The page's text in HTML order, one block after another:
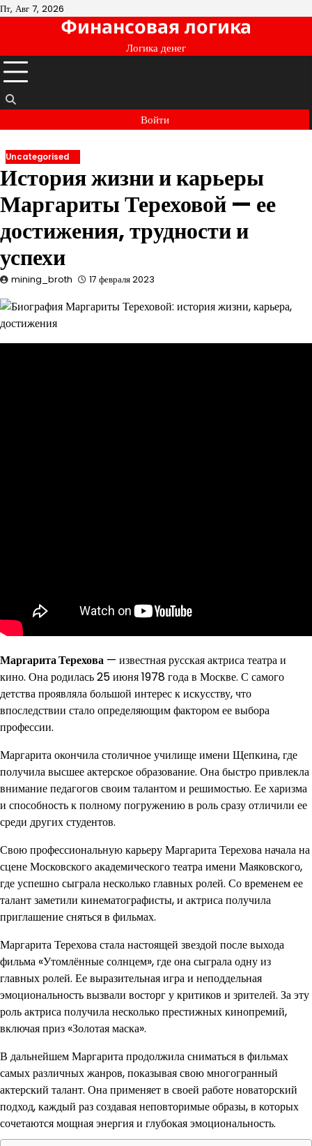
Перейти
Пт, Авг 7, 2026
Финансовая логика
Логика денег
Войти
Uncategorised
История жизни и карьеры
Маргариты Тереховой — ее
достижения, трудности и
успехи
mining_broth 17 февраля 2023
Маргарита Терехова — известная русская актриса театра и
кино. Она родилась 25 июня 1978 года в Москве. С самого
детства проявляла большой интерес к искусству, что
впоследствии стало определяющим фактором ее выбора
профессии.
Маргарита окончила столичное училище имени Щепкина, где
получила высшее актерское образование. Она быстро привлекла
внимание педагогов своим талантом и решимостью. Ее харизма
и способность к полному погружению в роль сразу отличили ее
среди других студентов.
Свою профессиональную карьеру Маргарита Терехова начала на
сцене Московского академического театра имени Маяковского,
где успешно сыграла несколько главных ролей. Со временем ее
талант заметили кинематографисты, и актриса получила
приглашение сняться в фильмах.
Маргарита Терехова стала настоящей звездой после выхода
фильма «Утомлённые солнцем», где она сыграла одну из
главных ролей. Ее выразительная игра и неподдельная
эмоциональность вызвали восторг у критиков и зрителей. За эту
роль актриса получила несколько престижных кинопремий,
включая приз «Золотая маска».
В дальнейшем Маргарита продолжила сниматься в фильмах
самых различных жанров, показывая свою многогранный
актерский талант. Она применяет в своей работе новаторский
подход, каждый раз создавая неповторимые образы, в которых
сочетаются мощная энергия и глубокая эмоциональность.